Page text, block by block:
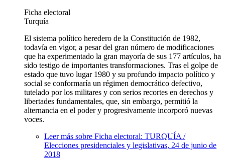
Ficha electoral
Turquía
El sistema político heredero de la Constitución de 1982,
todavía en vigor, a pesar del gran número de modificaciones
que ha experimentado la gran mayoría de sus 177 artículos, ha
sido testigo de importantes transformaciones. Tras el golpe de
estado que tuvo lugar 1980 y su profundo impacto político y
social se conformaría un régimen democrático defectivo,
tutelado por los militares y con serios recortes en derechos y
libertades fundamentales, que, sin embargo, permitió la
alternancia en el poder y progresivamente incorporó nuevas
voces.
Leer más sobre Ficha electoral: TURQUÍA /
Elecciones presidenciales y legislativas, 24 de junio de
2018